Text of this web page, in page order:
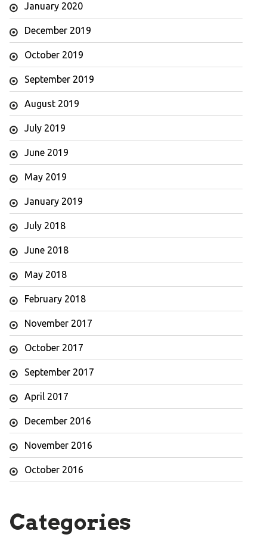
January 2020
December 2019
October 2019
September 2019
August 2019
July 2019
June 2019
May 2019
January 2019
July 2018
June 2018
May 2018
February 2018
November 2017
October 2017
September 2017
April 2017
December 2016
November 2016
October 2016
Categories